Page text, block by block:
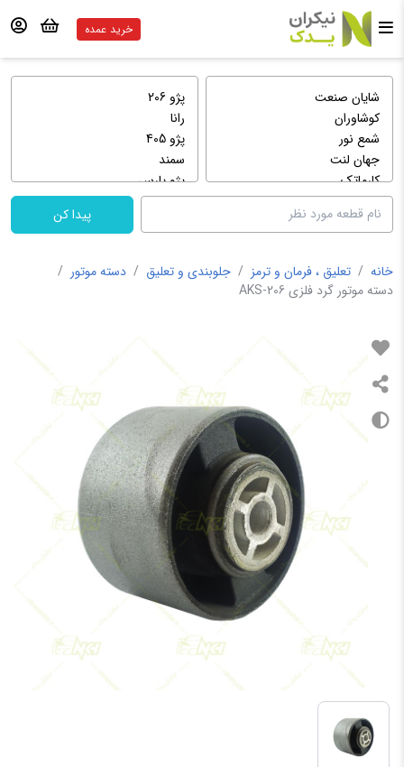
خرید عمده
پیدا کن
خانه / تعلیق ، فرمان و ترمز / جلوبندی و تعلیق / دسته موتور /
دسته موتور گرد فلزی 206-AKS